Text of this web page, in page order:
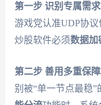
第一步 识别专属需
游戏党认准UDP协议
炒股软件必须数据加
第二步 善用多重保障
别被“单一节点最稳